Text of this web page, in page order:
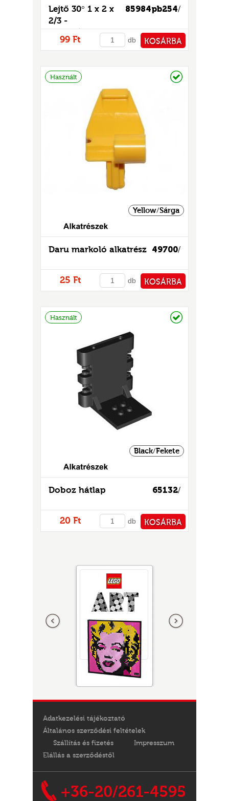
85984pb254/
Lejtő 30° 1 x 2 x
2/3 -
mintás/matricás
99 Ft db KOSÁRBA
Használt
Yellow/Sárga
49700/
Daru markoló alkatrész
25 Ft db KOSÁRBA
Használt
Black/Fekete
65132/
Doboz hátlap
20 Ft db KOSÁRBA
Adatkezelési tájékoztató
Általános szerződési feltételek
Szállítás és fizetés
Impresszum
Elállás a szerződéstől
+36-20/261-4595